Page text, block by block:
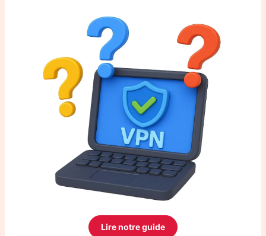
Lire notre guide